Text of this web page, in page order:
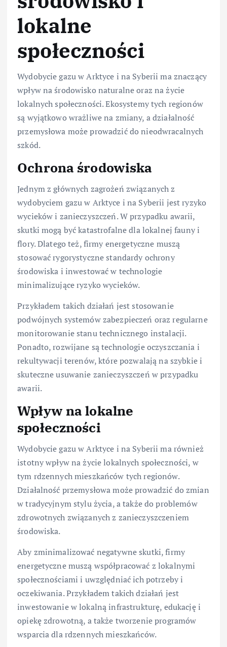
lokalne
społeczności
Wydobycie gazu w Arktyce i na Syberii ma znaczący
wpływ na środowisko naturalne oraz na życie
lokalnych społeczności. Ekosystemy tych regionów
są wyjątkowo wrażliwe na zmiany, a działalność
przemysłowa może prowadzić do nieodwracalnych
szkód.
Ochrona środowiska
Jednym z głównych zagrożeń związanych z
wydobyciem gazu w Arktyce i na Syberii jest ryzyko
wycieków i zanieczyszczeń. W przypadku awarii,
skutki mogą być katastrofalne dla lokalnej fauny i
flory. Dlatego też, firmy energetyczne muszą
stosować rygorystyczne standardy ochrony
środowiska i inwestować w technologie
minimalizujące ryzyko wycieków.
Przykładem takich działań jest stosowanie
podwójnych systemów zabezpieczeń oraz regularne
monitorowanie stanu technicznego instalacji.
Ponadto, rozwijane są technologie oczyszczania i
rekultywacji terenów, które pozwalają na szybkie i
skuteczne usuwanie zanieczyszczeń w przypadku
awarii.
Wpływ na lokalne
społeczności
Wydobycie gazu w Arktyce i na Syberii ma również
istotny wpływ na życie lokalnych społeczności, w
tym rdzennych mieszkańców tych regionów.
Działalność przemysłowa może prowadzić do zmian
w tradycyjnym stylu życia, a także do problemów
zdrowotnych związanych z zanieczyszczeniem
środowiska.
Aby zminimalizować negatywne skutki, firmy
energetyczne muszą współpracować z lokalnymi
społecznościami i uwzględniać ich potrzeby i
oczekiwania. Przykładem takich działań jest
inwestowanie w lokalną infrastrukturę, edukację i
opiekę zdrowotną, a także tworzenie programów
wsparcia dla rdzennych mieszkańców.